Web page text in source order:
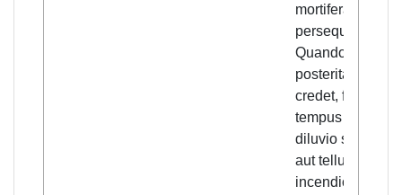
mortifera falce
persequitur.
Quando hoc
posteritas
credet, fuisse
tempus sine
diluvio sine celi
aut telluris
incendio sine